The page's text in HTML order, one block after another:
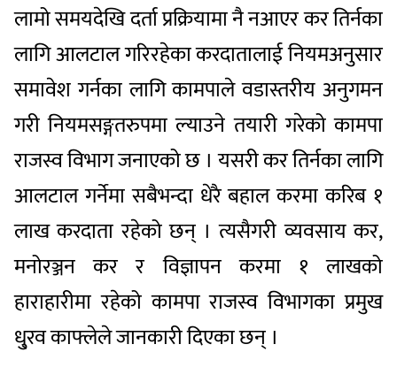
लामो समयदेखि दर्ता प्रक्रियामा नै नआएर कर तिर्नका
लागि आलटाल गरिरहेका करदातालाई नियमअनुसार
समावेश गर्नका लागि कामपाले वडास्तरीय अनुगमन
गरी नियमसङ्गतरुपमा ल्याउने तयारी गरेको कामपा
राजस्व विभाग जनाएको छ । यसरी कर तिर्नका लागि
आलटाल गर्नेमा सबैभन्दा धेरै बहाल करमा करिब १
लाख करदाता रहेको छन् । त्यसैगरी व्यवसाय कर,
मनोरञ्जन कर र विज्ञापन करमा १ लाखको
हाराहारीमा रहेको कामपा राजस्व विभागका प्रमुख
धु्रव काफ्लेले जानकारी दिएका छन् ।